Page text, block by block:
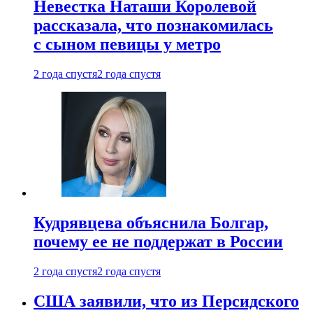
Невестка Наташи Королевой
рассказала, что познакомилась
с сыном певицы у метро
2 года спустя2 года спустя
Кудрявцева объяснила Болгар,
почему ее не поддержат в России
2 года спустя2 года спустя
США заявили, что из Персидского